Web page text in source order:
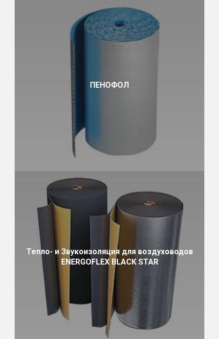
ПЕНОФОЛ
Тепло- и Звукоизоляция для воздуховодов
ENERGOFLEX BLACK STAR